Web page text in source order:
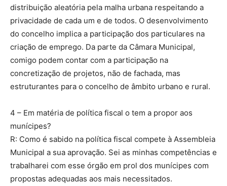
distribuição aleatória pela malha urbana respeitando a
privacidade de cada um e de todos. O desenvolvimento
do concelho implica a participação dos particulares na
criação de emprego. Da parte da Câmara Municipal,
comigo podem contar com a participação na
concretização de projetos, não de fachada, mas
estruturantes para o concelho de âmbito urbano e rural.
4 – Em matéria de política fiscal o tem a propor aos
munícipes?
R: Como é sabido na política fiscal compete à Assembleia
Municipal a sua aprovação. Sei as minhas competências e
trabalharei com esse órgão em prol dos munícipes com
propostas adequadas aos mais necessitados.